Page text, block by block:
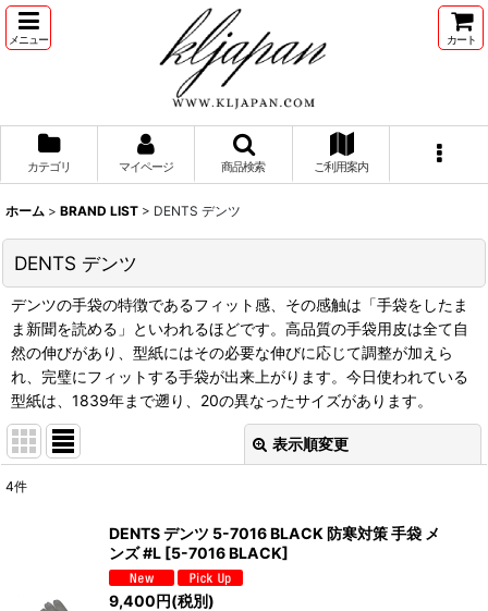
メニュー カート
カテゴリ マイページ 商品検索 ご利用案内
ホーム > BRAND LIST > DENTS デンツ
DENTS デンツ
デンツの手袋の特徴であるフィット感、その感触は「手袋をしたま
ま新聞を読める」といわれるほどです。高品質の手袋用皮は全て自
然の伸びがあり、型紙にはその必要な伸びに応じて調整が加えら
れ、完璧にフィットする手袋が出来上がります。今日使われている
型紙は、1839年まで遡り、20の異なったサイズがあります。
表示順変更
4件
DENTS デンツ 5-7016 BLACK 防寒対策 手袋 メ
ンズ #L [5-7016 BLACK]
9,400円(税別)